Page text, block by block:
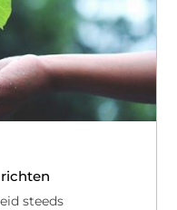
steeds